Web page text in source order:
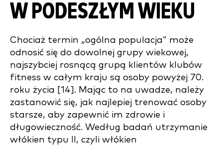
W PODESZŁYM WIEKU
Chociaż termin „ogólna populacja” może
odnosić się do dowolnej grupy wiekowej,
najszybciej rosnącą grupą klientów klubów
fitness w całym kraju są osoby powyżej 70.
roku życia [14]. Mając to na uwadze, należy
zastanowić się, jak najlepiej trenować osoby
starsze, aby zapewnić im zdrowie i
długowieczność. Według badań utrzymanie
włókien typu II, czyli włókien